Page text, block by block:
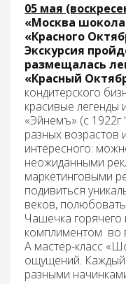
05 мая
«Москва
«Красного
Экскурсия
размещалась
«Красный
кондитерского
красивые легенды
«Эйнемъ» (с 1922г
разных возрастов
интересного:
неожиданными
маркетинговыми
подивиться
веков,
Чашечка
комплиментом во
А мастер-класс
ощущений. Каждый
разными